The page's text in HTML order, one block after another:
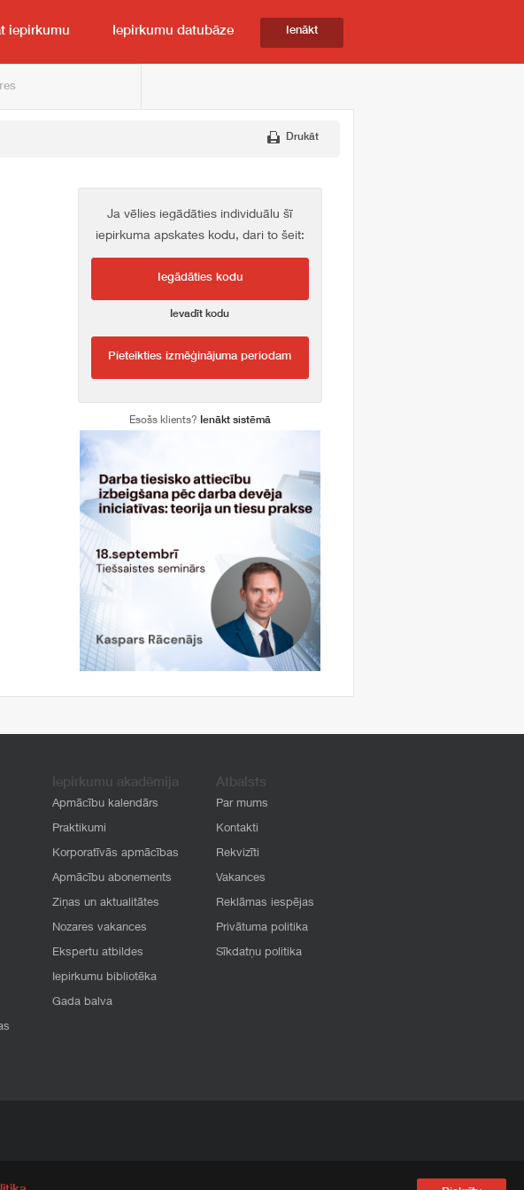
iepirkumu Iepirkumu datubāze Ienākt
Drukāt
Ja vēlies iegādāties individuālu šī
iepirkuma apskates kodu, dari to šeit:
Iegādāties kodu
Ievadīt kodu
Pieteikties izmēģinājuma periodam
Esošs klients? Ienākt sistēmā
Iepirkumu akadēmija
Apmācību kalendārs
Praktikumi
Korporatīvās apmācības
Apmācību abonements
Ziņas un aktualitātes
Nozares vakances
Ekspertu atbildes
Iepirkumu bibliotēka
Gada balva
Atbalsts
Par mums
Kontakti
Rekvizīti
Vakances
Reklāmas iespējas
Privātuma politika
Sīkdatņu politika